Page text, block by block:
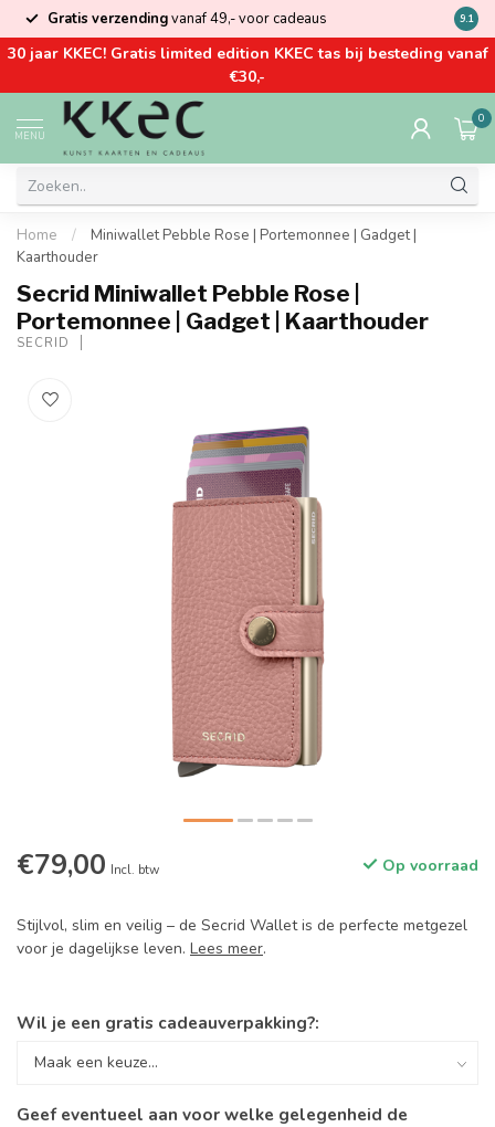
Gratis verzendingvanaf 49,- voor cadeaus Kom
9.1
30 jaar KKEC! Gratis limited edition KKEC tas bij besteding vanaf
€30,-
MENU
0
Home /
Miniwallet Pebble Rose | Portemonnee | Gadget |
Kaarthouder
Secrid Miniwallet Pebble Rose |
Portemonnee | Gadget | Kaarthouder
SECRID
€79,00 Incl. btw Op voorraad
Stijlvol, slim en veilig – de Secrid Wallet is de perfecte metgezel
voor je dagelijkse leven. Lees meer.
Wil je een gratis cadeauverpakking?:
Geef eventueel aan voor welke gelegenheid de